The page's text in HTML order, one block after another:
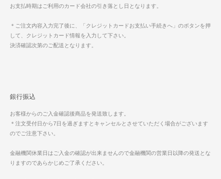
お支払時期はご利用のカード会社の引き落とし日となります。
＊ご注文内容入力完了後に、「クレジットカードお支払い手続きへ」のボタンを押
して、クレジットカード情報を入力して下さい。
決済確認次第のご配送となります。
銀行振込
お客様からのご入金確認後商品を発送致します。
＊注文受付日から7日を過ぎますとキャンセルとさせていただく場合がございます
のでご注意下さい。
金融機関休業日はご入金の確認が出来ませんので金融機関の営業日以降の発送とな
りますのであらかじめご了承ください。